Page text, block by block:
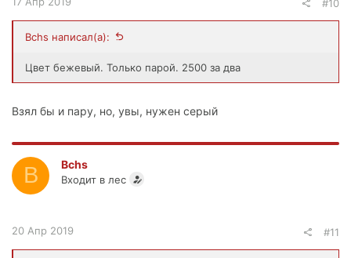
#10
Bchs написал(а):
Цвет бежевый. Только парой. 2500 за два
Взял бы и пару, но, увы, нужен серый
B Bchs
Входит в лес
20 Апр 2019 #11